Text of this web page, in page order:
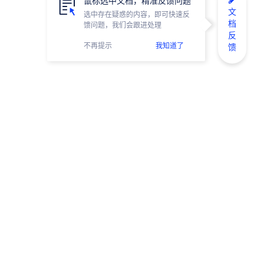
选中存在疑惑的内容，即可快速反
馈问题，我们会跟进处理
不再提示 我知道了
文
档
反
馈